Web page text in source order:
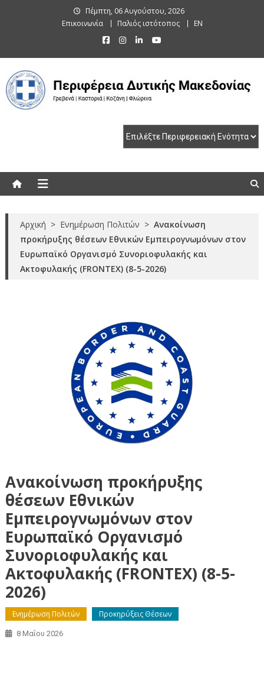
Πέμπτη, 06 Αυγούστου, 2026
Επικοινωνία
Παλιός ιστότοπος EN
Αρχική > Ενημέρωση Πολιτών > Ανακοίνωση
προκήρυξης θέσεων Εθνικών Εμπειρογνωμόνων στον
Ευρωπαϊκό Οργανισμό Συνοριοφυλακής και
Ακτοφυλακής (FRΟΝΤΕΧ) (8-5-2026)
Ανακοίνωση προκήρυξης
θέσεων Εθνικών
Εμπειρογνωμόνων στον
Ευρωπαϊκό Οργανισμό
Συνοριοφυλακής και
Ακτοφυλακής (FRΟΝΤΕΧ) (8-5-
2026)
Ενημέρωση Πολιτών Προκηρύξεις Θέσεων
8 Μαΐου 2026